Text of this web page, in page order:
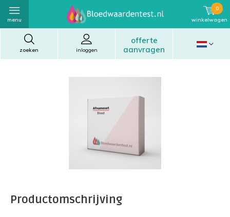
zoeken
offerte
aanvragen
inloggen
menu winkelwagen
0
Productomschrijving